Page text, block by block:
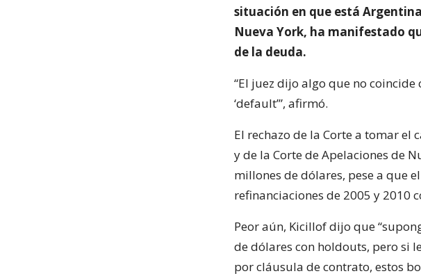
situación en que está
Nueva York, ha manifestado
de la deuda.
“El juez dijo algo que no
‘default’”, afirmó.
El rechazo de la Corte a tomar el
y de la Corte de Apelaciones de
millones de dólares, pese a que
refinanciaciones de 2005 y 2010
Peor aún, Kicillof dijo que
de dólares con holdouts, pero si
por cláusula de contrato, estos